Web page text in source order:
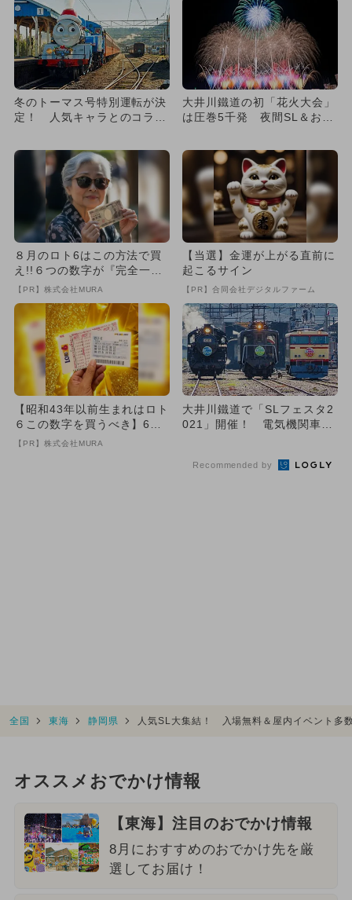
冬のトーマス号特別運転が決
定！ 人気キャラとのコラボ
大井川鐵道の初「花火大会」
は圧巻5千発 夜間SL＆お迎
８月のロト6はこの方法で買
え!!６つの数字が『完全一
致』する方法
【PR】株式会社MURA
【当選】金運が上がる直前に
起こるサイン
【PR】合同会社デジタルファーム
【昭和43年以前生まれはロト
６この数字を買うべき】6つ
の数字が「完全一致」する
【PR】株式会社MURA
大井川鐵道で「SLフェスタ2
021」開催！ 電気機関車の
Recommended by
全国 東海 静岡県 人気SL大集結！ 入場無料＆屋内イベント多
オススメおでかけ情報
【東海】注目のおでかけ情報
8月におすすめのおでかけ先を厳
選してお届け！